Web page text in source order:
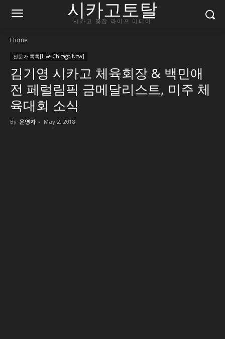
시카고토탈
시카고 종합 라이프 미디어
Home
전문가 톡톡[Live Chicago Now]
김기영 시카고 체육회장 & 백민애
전 페럴림픽 금메달리스트, 미주 체
육대회 소식
By 운영자 - May 2, 2018